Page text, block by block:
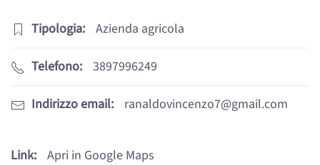
Tipologia: Azienda agricola
Telefono: 3897996249
Indirizzo email: ranaldovincenzo7@gmail.com
Link: Apri in Google Maps